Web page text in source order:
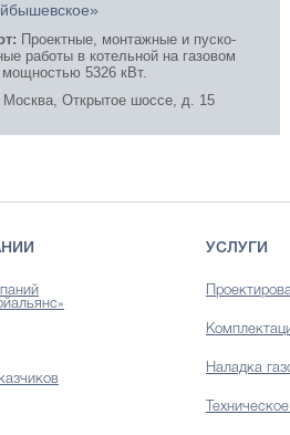
Проектные, монтажные и пуско-
работы в котельной на газовом
мощностью 5326 кВт.
Москва, Открытое шоссе, д. 15
УСЛУГИ
Наладка